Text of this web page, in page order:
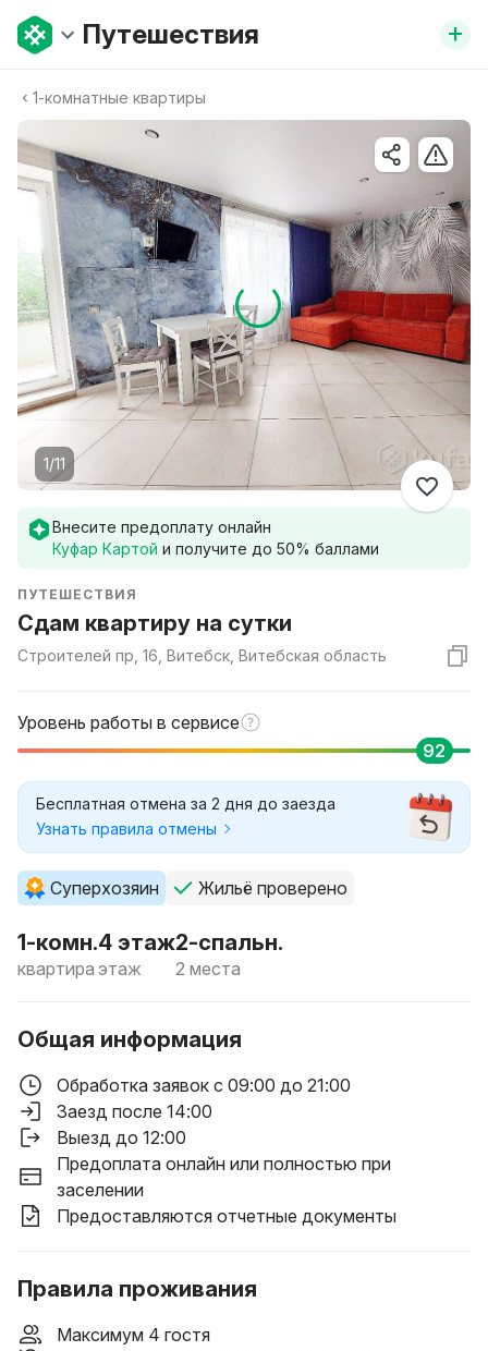
Путешествия +
1-комнатные квартиры
1/11
Внесите предоплату онлайн
Куфар Картой и получите до 50% баллами
ПУТЕШЕСТВИЯ
Сдам квартиру на сутки
Строителей пр, 16, Витебск, Витебская область
Уровень работы в сервисе
92
Бесплатная отмена за 2 дня до заезда
Узнать правила отмены
Суперхозяин Жильё проверено
1-комн.
квартира
4 этаж
этаж
2-спальн.
2 места
Общая информация
Обработка заявок с 09:00 до 21:00
Заезд после 14:00
Выезд до 12:00
Предоплата онлайн или полностью при
заселении
Предоставляются отчетные документы
Правила проживания
Максимум 4 гостя